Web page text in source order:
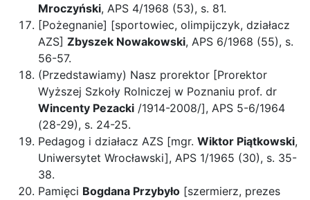
Mroczyński, APS 4/1968 (53), s. 81.
[Pożegnanie] [sportowiec, olimpijczyk, działacz
AZS] Zbyszek Nowakowski, APS 6/1968 (55), s.
56-57.
(Przedstawiamy) Nasz prorektor [Prorektor
Wyższej Szkoły Rolniczej w Poznaniu prof. dr
Wincenty Pezacki /1914-2008/], APS 5-6/1964
(28-29), s. 24-25.
Pedagog i działacz AZS [mgr. Wiktor Piątkowski,
Uniwersytet Wrocławski], APS 1/1965 (30), s. 35-
38.
Pamięci Bogdana Przybyło [szermierz, prezes